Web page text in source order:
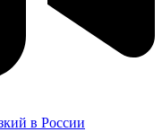
в России